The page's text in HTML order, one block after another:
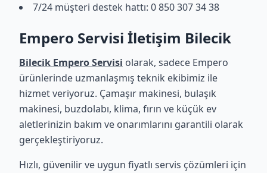
7/24 müşteri destek hattı: 0 850 307 34 38
Empero Servisi İletişim Bilecik
Bilecik Empero Servisi olarak, sadece Empero
ürünlerinde uzmanlaşmış teknik ekibimiz ile
hizmet veriyoruz. Çamaşır makinesi, bulaşık
makinesi, buzdolabı, klima, fırın ve küçük ev
aletlerinizin bakım ve onarımlarını garantili olarak
gerçekleştiriyoruz.
Hızlı, güvenilir ve uygun fiyatlı servis çözümleri için